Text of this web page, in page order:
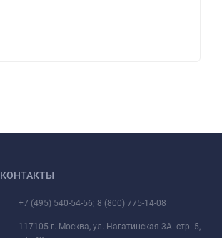
КОНТАКТЫ
+7 (495) 540-54-56; 8 (800) 775-14-08
117105 г. Москва, ул. Нагатинская 3А. стр. 5,